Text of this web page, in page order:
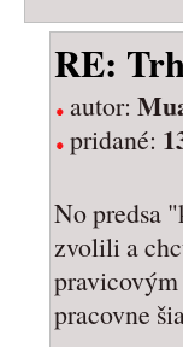
RE:
autor:
pridané:
No predsa
zvolili a
pracovne